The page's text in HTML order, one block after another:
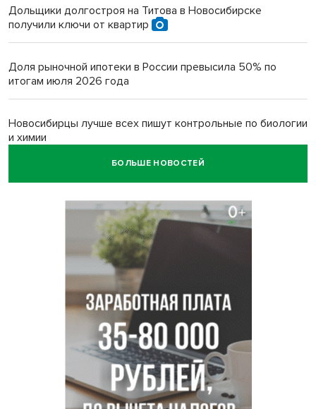
Дольщики долгостроя на Титова в Новосибирске
получили ключи от квартир
Доля рыночной ипотеки в России превысила 50% по
итогам июля 2026 года
Новосибирцы лучше всех пишут контрольные по биологии
и химии
БОЛЬШЕ НОВОСТЕЙ